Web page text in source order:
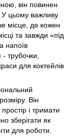
він повинен
У цьому важливу
місце, де кожен
та завжди «під
напоїв
- трубочки,
для коктейлів
Він
і тримати
зберігати як
для роботи.